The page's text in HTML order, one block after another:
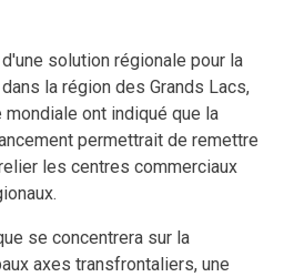
solution régionale pour la
la région des Grands Lacs,
mondiale ont indiqué que la
permettrait de remettre
les centres commerciaux
se concentrera sur la
axes transfrontaliers, une